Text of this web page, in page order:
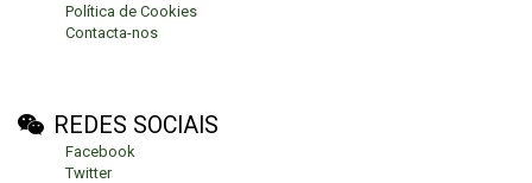
Política de Cookies
Contacta-nos
REDES SOCIAIS
Facebook
Twitter